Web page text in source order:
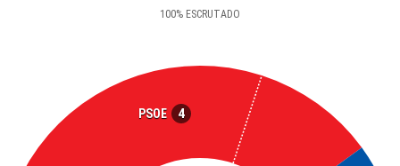
100% ESCRUTADO
PSOE 4